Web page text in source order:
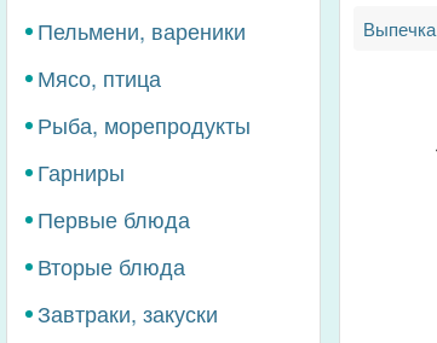
Пельмени, вареники
Мясо, птица
Рыба, морепродукты
Гарниры
Первые блюда
Вторые блюда
Завтраки, закуски
Выпечка